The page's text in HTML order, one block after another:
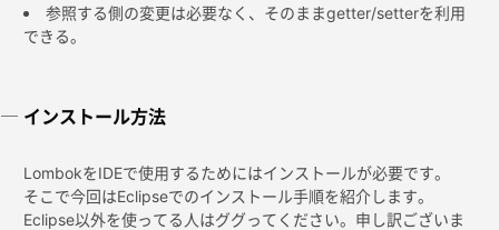
参照する側の変更は必要なく、そのままgetter/setterを利用
できる。
インストール方法
LombokをIDEで使用するためにはインストールが必要です。
そこで今回はEclipseでのインストール手順を紹介します。
Eclipse以外を使ってる人はググってください。申し訳ございま